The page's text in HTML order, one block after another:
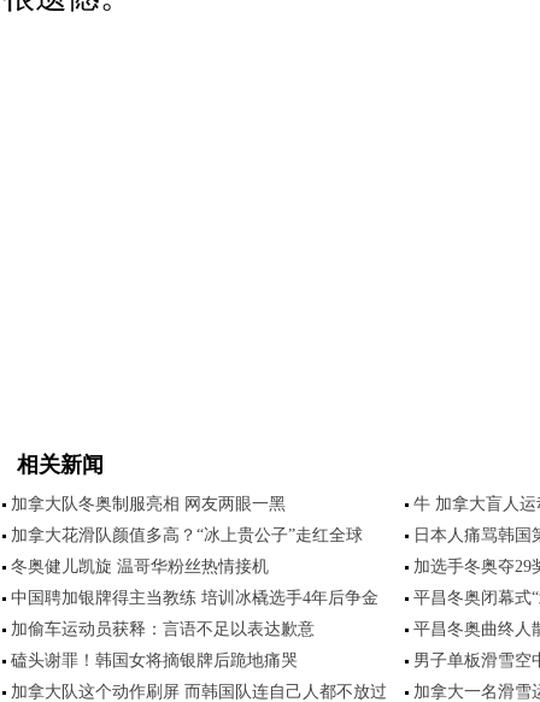
相关新闻
加拿大队冬奥制服亮相 网友两眼一黑
牛 加拿大盲人
加拿大花滑队颜值多高？“冰上贵公子”走红全球
日本人痛骂韩国
冬奥健儿凯旋 温哥华粉丝热情接机
加选手冬奥夺29
中国聘加银牌得主当教练 培训冰橇选手4年后争金
平昌冬奥闭幕式
加偷车运动员获释：言语不足以表达歉意
平昌冬奥曲终人
磕头谢罪！韩国女将摘银牌后跪地痛哭
男子单板滑雪空
加拿大队这个动作刷屏 而韩国队连自己人都不放过
加拿大一名滑雪